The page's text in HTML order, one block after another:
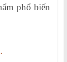
phổ biến